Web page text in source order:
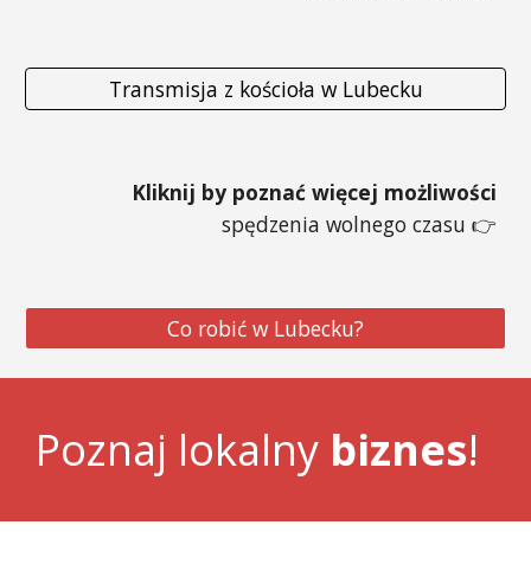
Transmisja z kościoła w Lubecku
Kliknij by poznać więcej możliwości
spędzenia wolnego czasu 👉
Co robić w Lubecku?
Poznaj lokalny biznes!